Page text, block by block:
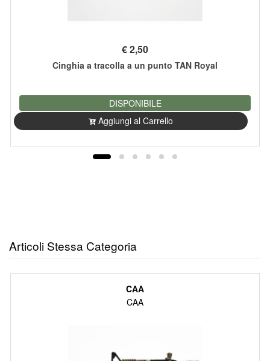
€2,50
Cinghia a tracolla a un punto TAN Royal
DISPONIBILE
Aggiungi al Carrello
Articoli Stessa Categoria
CAA
CAA